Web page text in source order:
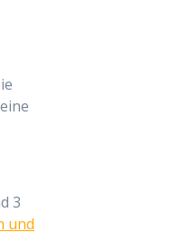
3
und